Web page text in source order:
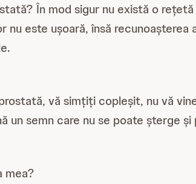
În mod sigur nu există o
nu este ușoară, însă
vă simțiți copleșit, nu vă
un semn care nu se poate șterge
mea?